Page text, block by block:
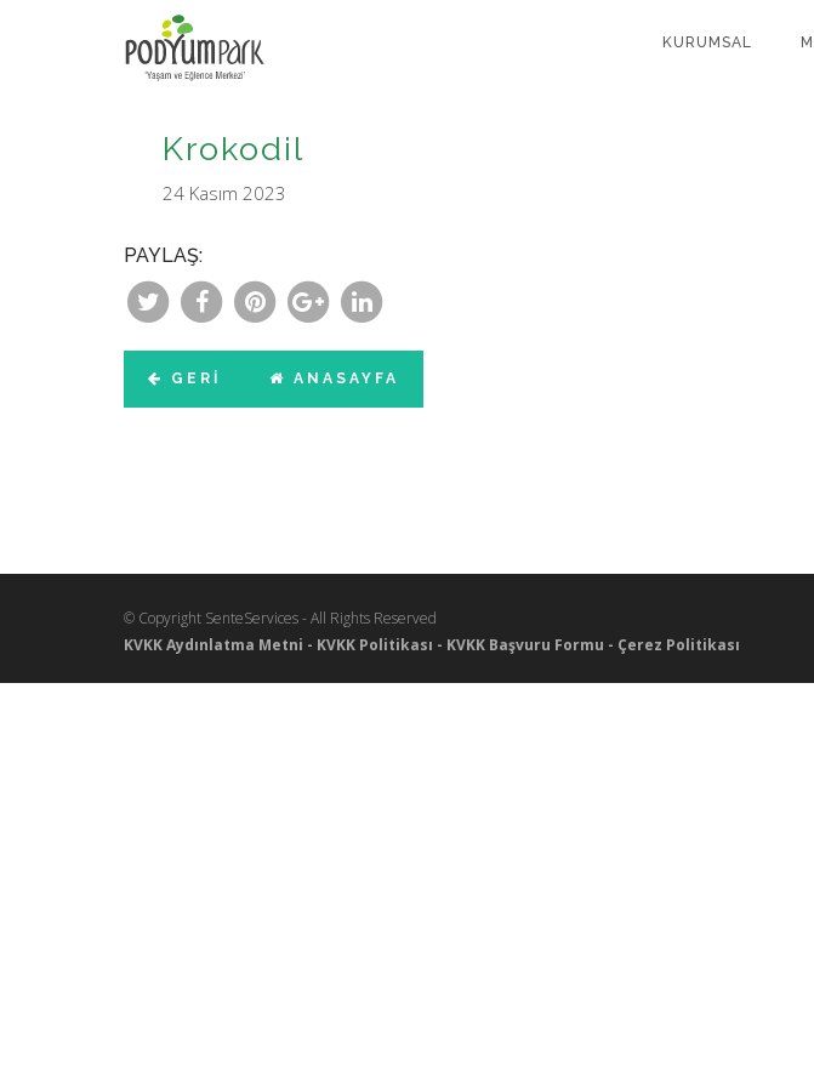
KURUMSAL
Krokodil
24 Kasım 2023
PAYLAŞ:
GERI ANASAYFA
© Copyright SenteServices - All Rights Reserved
KVKK Aydınlatma Metni - KVKK Politikası - KVKK Başvuru Formu - Çerez Politikası